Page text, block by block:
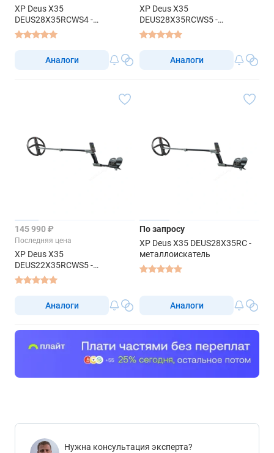
XP Deus X35
DEUS28X35RCWS4 -
металлоискатель
Аналоги
XP Deus X35
DEUS28X35RCWS5 -
металлоискатель
Аналоги
145 990 ₽
Последняя цена
XP Deus X35
DEUS22X35RCWS5 -
металлоискатель
Аналоги
По запросу
XP Deus X35 DEUS28X35RC -
металлоискатель
Аналоги
Нужна консультация эксперта?